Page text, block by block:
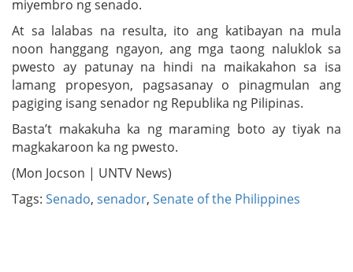
miyembro ng senado.
At sa lalabas na resulta, ito ang katibayan na mula
noon hanggang ngayon, ang mga taong naluklok sa
pwesto ay patunay na hindi na maikakahon sa isa
lamang propesyon, pagsasanay o pinagmulan ang
pagiging isang senador ng Republika ng Pilipinas.
Basta’t makakuha ka ng maraming boto ay tiyak na
magkakaroon ka ng pwesto.
(Mon Jocson | UNTV News)
Tags: Senado, senador, Senate of the Philippines